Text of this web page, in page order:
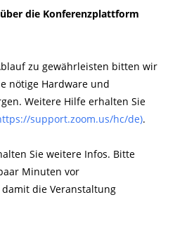
die Konferenzplattform
zu gewährleisten bitten wir
nötige Hardware und
Weitere Hilfe erhalten Sie
support.zoom.us/hc/de).
Sie weitere Infos. Bitte
Minuten vor
die Veranstaltung